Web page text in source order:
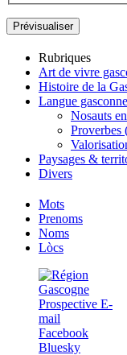
Rubriques
Art de vivre
Histoire de la
Langue gasconne
Nosauts
Proverbes
Paysages &
Divers
Mots
Prenoms
Noms
Lòcs